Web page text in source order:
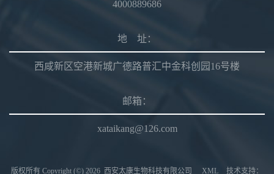
4000889686
地 址：
西咸新区空港新城广德路普汇中金科创园16号楼
邮箱：
xataikang@126.com
版权所有 Copyright (©) 2026 西安太康生物科技有限公司 XML 技术支持：